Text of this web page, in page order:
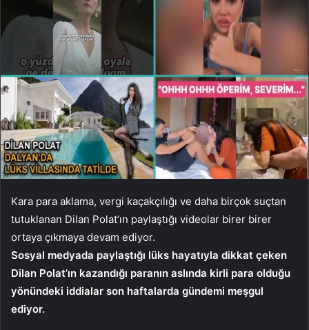
Kara para aklama, vergi kaçakçılığı ve daha birçok suçtan
tutuklanan Dilan Polat’ın paylaştığı videolar birer birer
ortaya çıkmaya devam ediyor.
Sosyal medyada paylaştığı lüks hayatıyla dikkat çeken
Dilan Polat’ın kazandığı paranın aslında kirli para olduğu
yönündeki iddialar son haftalarda gündemi meşgul
ediyor.